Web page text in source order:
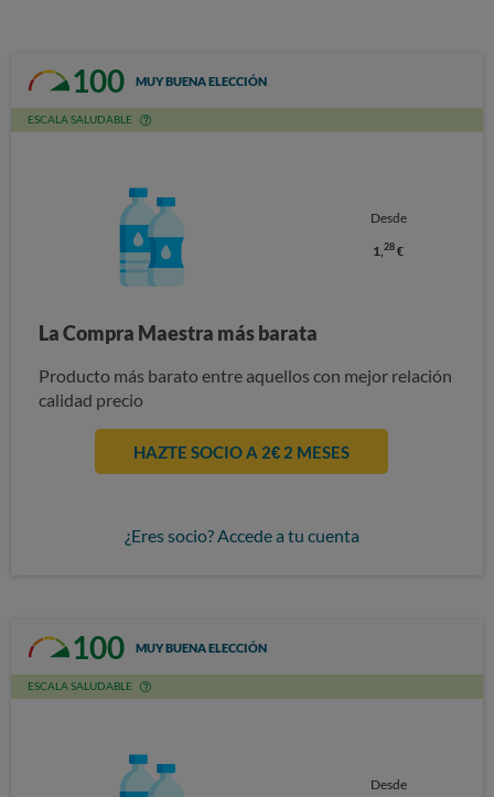
100 MUY BUENA ELECCIÓN
ESCALA SALUDABLE
Desde
1,28 €
La Compra Maestra más barata
Producto más barato entre aquellos con mejor relación
calidad precio
HAZTE SOCIO A 2€ 2 MESES
¿Eres socio? Accede a tu cuenta
100 MUY BUENA ELECCIÓN
ESCALA SALUDABLE
Desde